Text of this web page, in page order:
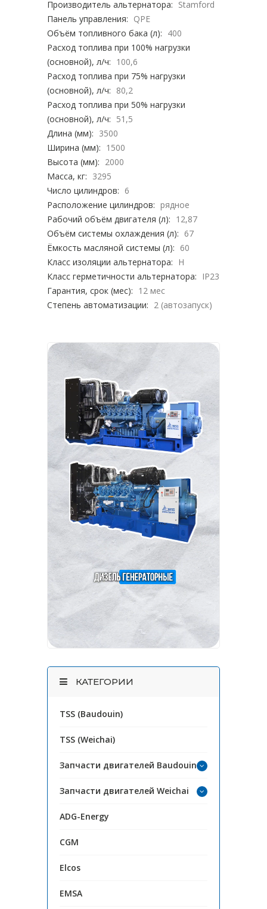
Производитель альтернатора: Stamford
Панель управления: QPE
Объём топливного бака (л): 400
Расход топлива при 100% нагрузки
(основной), л/ч: 100,6
Расход топлива при 75% нагрузки
(основной), л/ч: 80,2
Расход топлива при 50% нагрузки
(основной), л/ч: 51,5
Длина (мм): 3500
Ширина (мм): 1500
Высота (мм): 2000
Масса, кг: 3295
Число цилиндров: 6
Расположение цилиндров: рядное
Рабочий объём двигателя (л): 12,87
Объём системы охлаждения (л): 67
Ёмкость масляной системы (л): 60
Класс изоляции альтернатора:
H
Класс герметичности альтернатора:
IP23
Гарантия, срок (мес): 12 мес
Степень автоматизации: 2 (автозапуск)
КАТЕГОРИИ
TSS (Baudouin)
TSS (Weichai)
Запчасти двигателей Baudouin
Запчасти двигателей Weichai
ADG-Energy
CGM
Elcos
EMSA